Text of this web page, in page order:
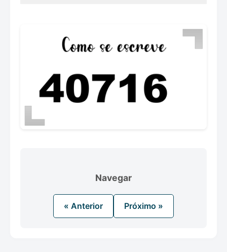
Navegar
« Anterior Próximo »